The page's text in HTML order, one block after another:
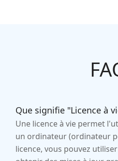
Que signifie "Licence à
Une licence à vie permet
un ordinateur (ordinateur
licence, vous pouvez